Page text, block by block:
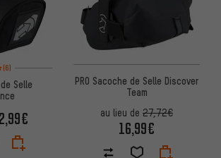
: 5 sur 5 d'après 6 avis
(6)
Selle
PRO Sacoche de Selle Discover
Team
au lieu de 27,72€
16,99€